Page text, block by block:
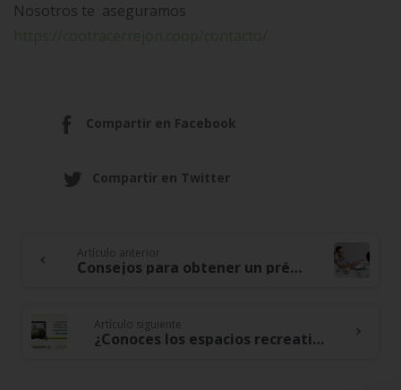
Nosotros te aseguramos
Compartir en Facebook
Compartir en Twitter
Continue
Artículo anterior
Consejos para obtener un préstamo responsable y evitar el endeudamiento excesivo
Artículo siguiente
¿Conoces los espacios recreativos e interactivos que te brinda tu Cooperativa?